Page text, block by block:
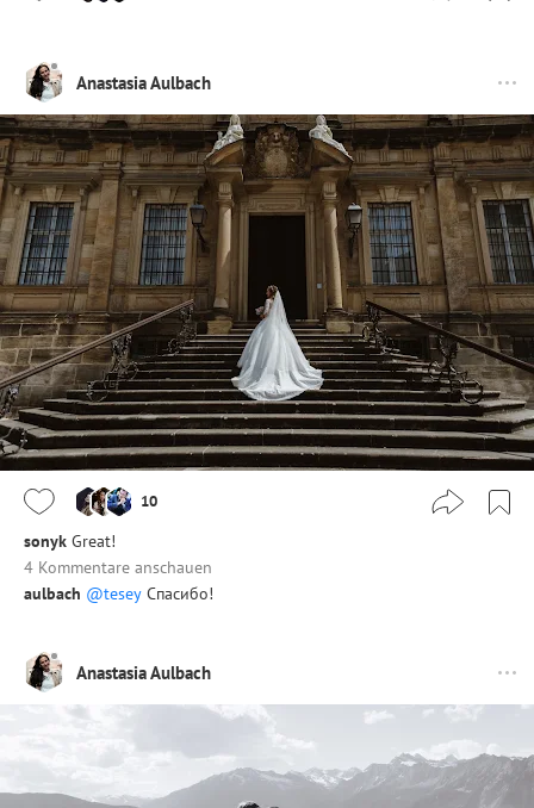
Anastasia Aulbach
10
sonyk Great!
4 Kommentare anschauen
aulbach @tesey Спасибо!
Anastasia Aulbach